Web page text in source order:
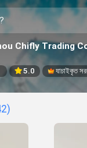
Chifly Trading
5.0 যাচাইকৃত